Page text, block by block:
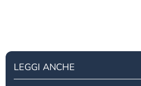
LEGGI ANCHE